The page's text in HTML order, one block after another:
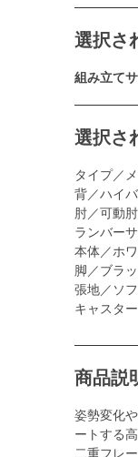
選択さ
組み立て
選択さ
タイプ／
背／ハイ
肘／可動肘
ランバー
本体／ホ
脚／ブラ
張地／ソ
キャスタ
商品説
姿勢変化
ートする
二重フレ